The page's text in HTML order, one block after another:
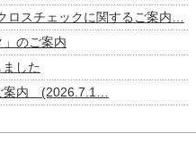
ロスチェックに関するご案内…
のご案内
した
案内 (2026.7.1…